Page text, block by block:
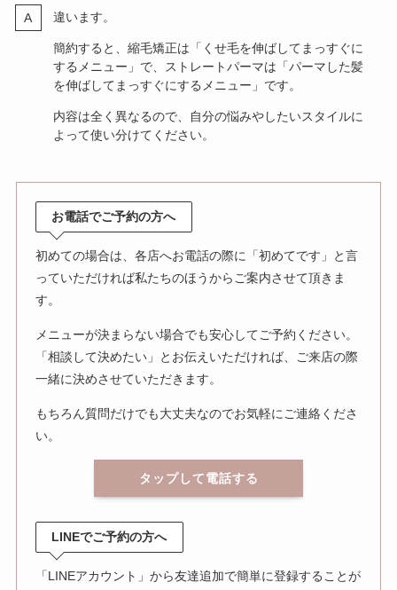
違います。
簡約すると、縮毛矯正は「くせ毛を伸ばしてまっすぐに
するメニュー」で、ストレートパーマは「パーマした髪
を伸ばしてまっすぐにするメニュー」です。
内容は全く異なるので、自分の悩みやしたいスタイルに
よって使い分けてください。
お電話でご予約の方へ
初めての場合は、各店へお電話の際に「初めてです」と言
っていただければ私たちのほうからご案内させて頂きま
す。
メニューが決まらない場合でも安心してご予約ください。
「相談して決めたい」とお伝えいただければ、ご来店の際
一緒に決めさせていただきます。
もちろん質問だけでも大丈夫なのでお気軽にご連絡くださ
い。
タップして電話する
LINEでご予約の方へ
「LINEアカウント」から友達追加で簡単に登録することが